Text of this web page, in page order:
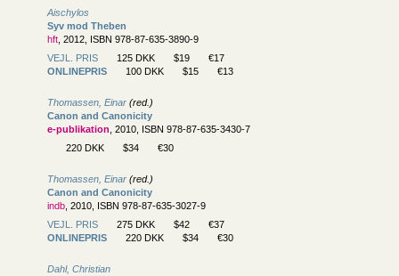
Aischylos
Syv mod Theben
hft , 2012, ISBN 978-87-635-3890-9
VEJL. PRIS
125 DKK $19
€17
ONLINEPRIS
100 DKK $15 €13
Thomassen, Einar (red.)
Canon and Canonicity
e-publikation , 2010, ISBN 978-87-635-3430-7
220 DKK
$34 €30
Thomassen, Einar (red.)
Canon and Canonicity
indb , 2010, ISBN 978-87-635-3027-9
VEJL. PRIS
275 DKK $42
€37
ONLINEPRIS
220 DKK $34 €30
Dahl, Christian